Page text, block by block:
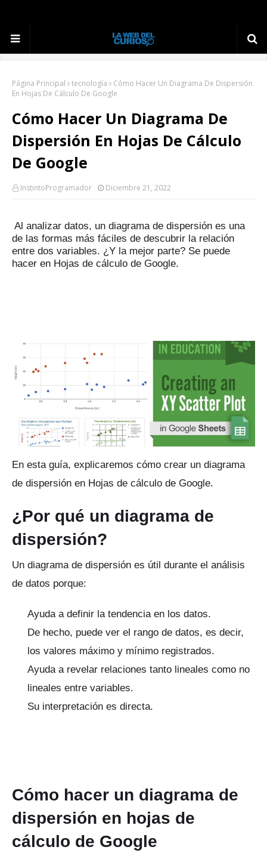
Página Principal tecnología
Cómo Hacer Un Diagrama De Dispersión
En Hojas De Cálculo De Google
Cómo Hacer Un Diagrama De
Dispersión En Hojas De Cálculo
De Google
InstintoProgramador Diciembre 21, 2022
Al analizar datos, un diagrama de dispersión es una
de las formas más fáciles de descubrir la relación
entre dos variables. ¿Y la mejor parte? Se puede
hacer en Hojas de cálculo de Google.
En esta guía, explicaremos cómo crear un diagrama
de dispersión en Hojas de cálculo de Google.
¿Por qué un diagrama de
dispersión?
Un diagrama de dispersión es útil durante el análisis
de datos porque:
Ayuda a definir la tendencia en los datos.
De hecho, puede ver el rango de datos, es decir,
los valores máximo y mínimo registrados.
Ayuda a revelar relaciones tanto lineales como no
lineales entre variables.
Su interpretación es directa.
Cómo hacer un diagrama de
dispersión en hojas de
cálculo de Google